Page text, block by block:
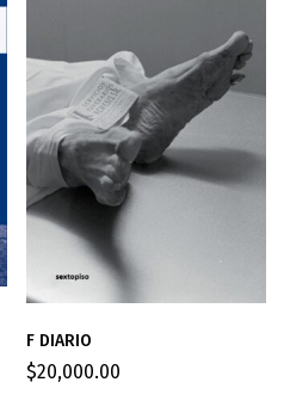
F DIARIO
$20,000.00